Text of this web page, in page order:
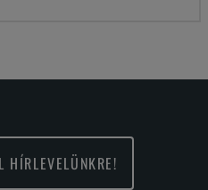
HÍRLEVELÜNKRE!